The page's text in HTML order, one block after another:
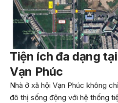
Tiện ích đa dạng tại
Vạn Phúc
Nhà ở xã hội Vạn Phúc không
đô thị sống động với hệ thống